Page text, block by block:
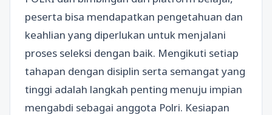
peserta bisa mendapatkan pengetahuan dan
keahlian yang diperlukan untuk menjalani
proses seleksi dengan baik. Mengikuti setiap
tahapan dengan disiplin serta semangat yang
tinggi adalah langkah penting menuju impian
mengabdi sebagai anggota Polri. Kesiapan